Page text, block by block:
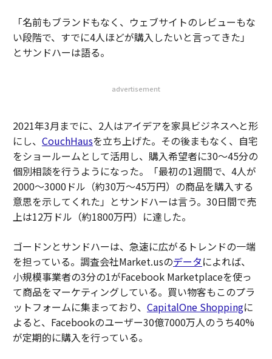
「名前もブランドもなく、ウェブサイトのレビューもな
い段階で、すでに4人ほどが購入したいと言ってきた」
とサンドハーは語る。
advertisement
2021年3月までに、2人はアイデアを家具ビジネスへと形
にし、 CouchHausを立ち上げた。その後まもなく、自宅
をショールームとして活用し、購入希望者に30〜45分の
個別相談を行うようになった。「最初の1週間で、4人が
2000〜3000ドル（約30万〜45万円）の商品を購入する
意思を示してくれた」とサンドハーは言う。30日間で売
上は12万ドル（約1800万円）に達した。
ゴードンとサンドハーは、急速に広がるトレンドの一端
を担っている。調査会社Market.usのデータによれば、
小規模事業者の3分の1がFacebook Marketplaceを使っ
て商品をマーケティングしている。買い物客もこのプラ
ットフォームに集まっており、 CapitalOne Shoppingに
よると、Facebookのユーザー30億7000万人のうち40%
が定期的に購入を行っている。